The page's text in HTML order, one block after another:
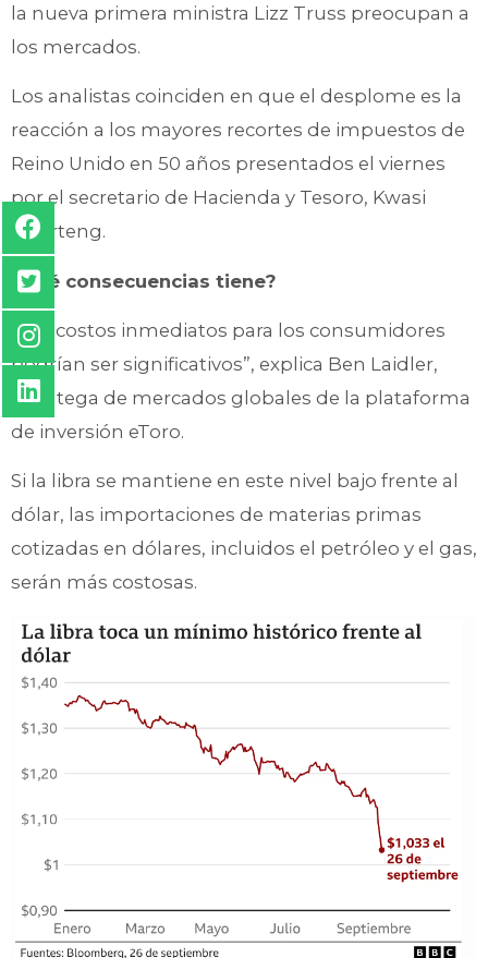
la nueva primera ministra Lizz Truss preocupan a
los mercados.
Los analistas coinciden en que el desplome es la
reacción a los mayores recortes de impuestos de
Reino Unido en 50 años presentados el viernes
por el secretario de Hacienda y Tesoro, Kwasi
Kwarteng.
¿Qué consecuencias tiene?
“Los costos inmediatos para los consumidores
podrían ser significativos”, explica Ben Laidler,
estratega de mercados globales de la plataforma
de inversión eToro.
Si la libra se mantiene en este nivel bajo frente al
dólar, las importaciones de materias primas
cotizadas en dólares, incluidos el petróleo y el gas,
serán más costosas.